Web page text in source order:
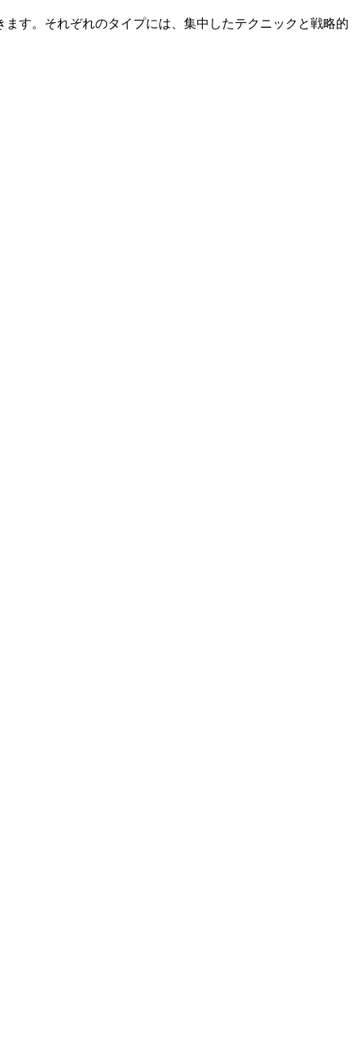
す。それぞれのタイプには、集中したテクニックと戦略的